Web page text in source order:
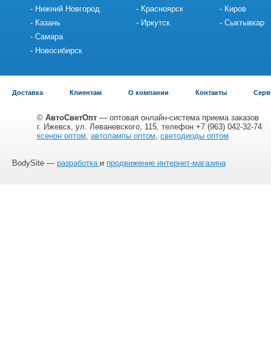
Нижний Новгород
Казань
Самара
Новосибирск
Красноярск
Иркутск
Киров
Сыктывкар
Доставка Клиентам О компании Контакты
© АвтоСветОпт — оптовая онлайн-система приема заказов
г. Ижевск, ул. Леваневского, 115, телефон +7 (963) 042-32-74
ксенон оптом, автолампы оптом, светодиоды оптом
BodySite — разработка и продвижение интернет-магазина